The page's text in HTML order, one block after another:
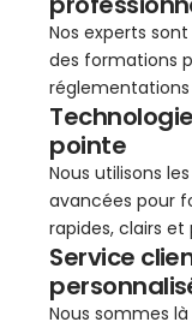
Nos experts
des formations
pointe
Nous utilisons
avancées pour
rapides, clairs et
Service
Nous sommes